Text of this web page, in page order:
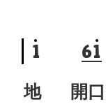
1 61
地 開